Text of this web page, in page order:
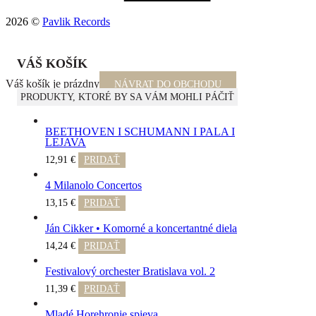
2026 © Pavlik Records
VÁŠ KOŠÍK
Váš košík je prázdny
NÁVRAT DO OBCHODU
PRODUKTY, KTORÉ BY SA VÁM MOHLI PÁČIŤ
BEETHOVEN I SCHUMANN I PALA I
LEJAVA
12,91 € PRIDAŤ
4 Milanolo Concertos
13,15 € PRIDAŤ
This
multiple
variants.
options
be
chosen
product
Ján Cikker • Komorné a koncertantné diela
14,24 € PRIDAŤ
Festivalový orchester Bratislava vol. 2
11,39 € PRIDAŤ